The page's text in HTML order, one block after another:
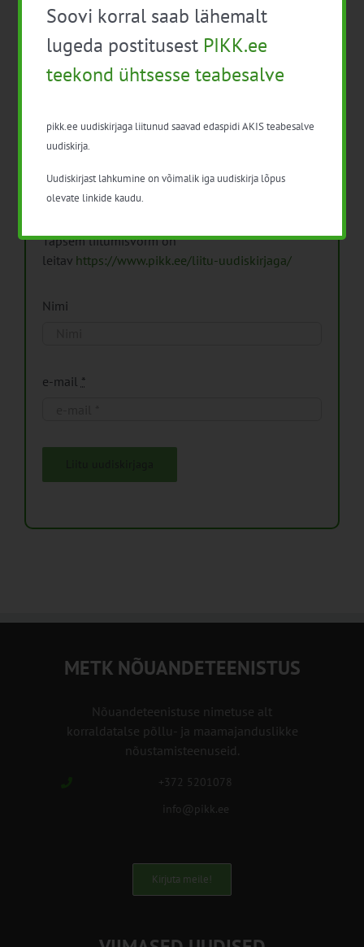
Pikk.ee uudiskirjaga liitumine.
Isikuandmeid töötleme vastavalt
Isikuandmete
Täpsem liitumisvorm on
leitav https://www.pikk.ee/liitu-uudiskirjaga/
Nimi
e-mail *
METK NÕUANDETEENISTUS
Nõuandeteenistuse nimetuse alt
korraldatalse põllu- ja maamajanduslikke
nõustamisteenuseid.
+372 5201078
info@pikk.ee
Kirjuta meile!
Soovi korral saab lähemalt
lugeda postitusest PIKK.ee
teekond ühtsesse teabesalve
pikk.ee uudiskirjaga liitunud saavad edaspidi AKIS teabesalve
uudiskirja.
Uudiskirjast lahkumine on võimalik iga uudiskirja lõpus
olevate linkide kaudu.